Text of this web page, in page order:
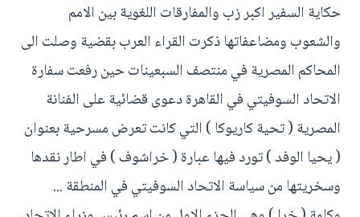
حكاية السفير اكبر زب والمفارقات اللغوية بين الامم
والشعوب ومضاعفاتها ذكرت القراء العرب بقضية وصلت الى
المحاكم المصرية في منتصف السبعينات حين رفعت سفارة
الاتحاد السوفيتي في القاهرة دعوى قضائية على الفنانة
المصرية ( تحية كاريوكا ) التي كانت تعرض مسرحية بعنوان
( يحيا الوفد ) تورد فيها عبارة ( خراشوف ) في اطار نقدها
وسخريتها من سياسة الاتحاد السوفيتي في المنطقة ...